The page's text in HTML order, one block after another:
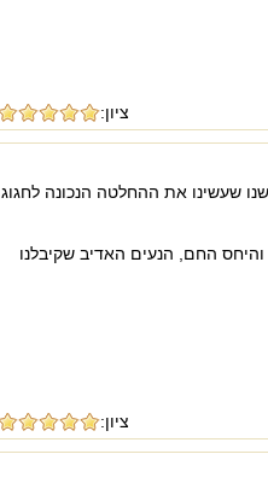
ציון:
שעשינו את ההחלטה הנכונה לחגוג
החם, הנעים האדיב שקיבלנו
ציון: